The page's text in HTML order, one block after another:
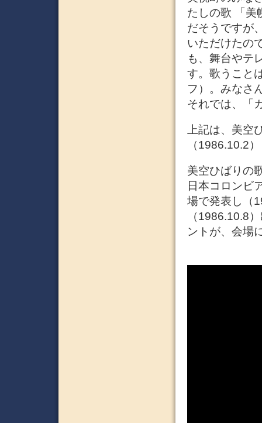
たしの歌 「美
だそうですが
いただけたの
も、舞台やテ
す。歌うこと
フ）。みなさ
それでは、「
上記は、美空
（1986.10.2
美空ひばりの
日本コロンビ
場で発表し（
（1986.10.8
ントが、会場